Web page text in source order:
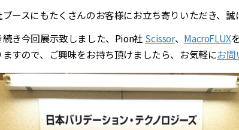
ースにもたくさんのお客様にお立ち寄りいただき、誠
き今回展示致しました、Pion社 Scissor、 MacroFLUX
ますので、ご興味をお持ち頂けましたら、お気軽にお問